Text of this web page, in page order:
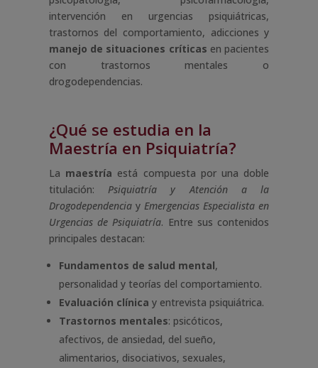
intervención en urgencias psiquiátricas,
trastornos del comportamiento, adicciones y
manejo de situaciones críticas en pacientes
con trastornos mentales o
drogodependencias.
¿Qué se estudia en la
Maestría en Psiquiatría?
La maestría está compuesta por una doble
titulación: Psiquiatría y Atención a la
Drogodependenciay Emergencias Especialista en
Urgencias de Psiquiatría. Entre sus contenidos
principales destacan:
Fundamentos de salud mental,
personalidad y teorías del comportamiento.
Evaluación clínica y entrevista psiquiátrica.
Trastornos mentales: psicóticos,
afectivos, de ansiedad, del sueño,
alimentarios, disociativos, sexuales,